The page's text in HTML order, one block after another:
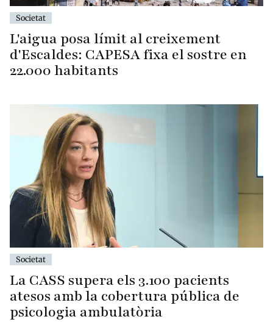
Societat
L'aigua posa límit al creixement
d'Escaldes: CAPESA fixa el sostre en
22.000 habitants
Societat
La CASS supera els 3.100 pacients
atesos amb la cobertura pública de
psicologia ambulatòria